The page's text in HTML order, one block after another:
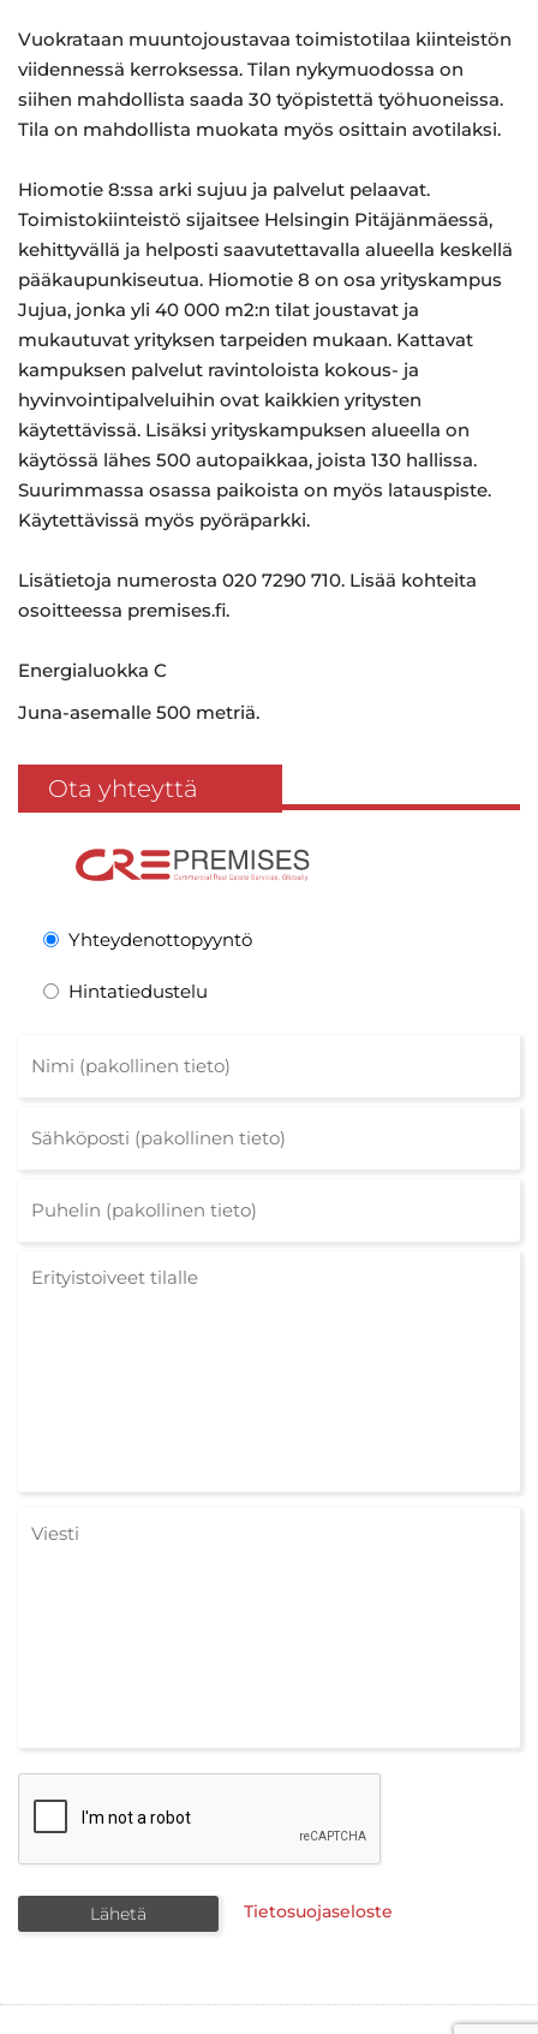
Vuokrataan muuntojoustavaa toimistotilaa kiinteistön
viidennessä kerroksessa. Tilan nykymuodossa on
siihen mahdollista saada 30 työpistettä työhuoneissa.
Tila on mahdollista muokata myös osittain avotilaksi.
Hiomotie 8:ssa arki sujuu ja palvelut pelaavat.
Toimistokiinteistö sijaitsee Helsingin Pitäjänmäessä,
kehittyvällä ja helposti saavutettavalla alueella keskellä
pääkaupunkiseutua. Hiomotie 8 on osa yrityskampus
Jujua, jonka yli 40 000 m2:n tilat joustavat ja
mukautuvat yrityksen tarpeiden mukaan. Kattavat
kampuksen palvelut ravintoloista kokous- ja
hyvinvointipalveluihin ovat kaikkien yritysten
käytettävissä. Lisäksi yrityskampuksen alueella on
käytössä lähes 500 autopaikkaa, joista 130 hallissa.
Suurimmassa osassa paikoista on myös latauspiste.
Käytettävissä myös pyöräparkki.
Lisätietoja numerosta 020 7290 710. Lisää kohteita
osoitteessa premises.fi.
Energialuokka C
Juna-asemalle 500 metriä.
Ota yhteyttä
Yhteydenottopyyntö
Hintatiedustelu
Tietosuojaseloste